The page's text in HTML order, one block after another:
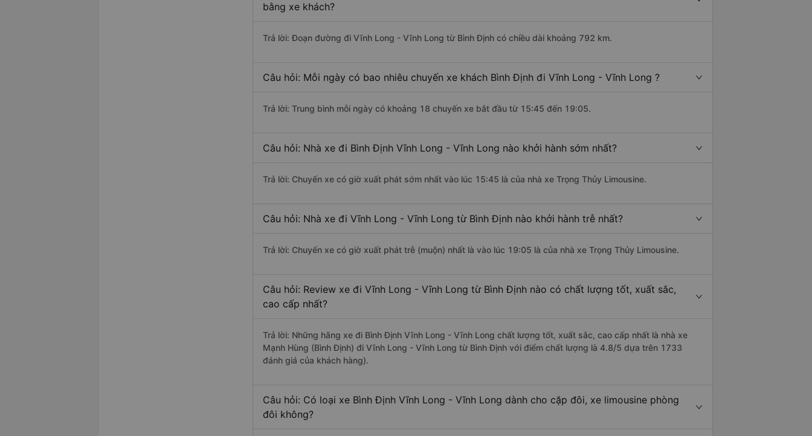
bằng xe khách?
Trả lời: Đoạn đường đi Vĩnh Long - Vĩnh Long từ Bình Định có chiều dài khoảng 792 km.
Câu hỏi: Mỗi ngày có bao nhiêu chuyến xe khách Bình Định đi Vĩnh Long - Vĩnh Long ?
Trả lời: Trung bình mỗi ngày có khoảng 18 chuyến xe bắt đầu từ 15:45 đến 19:05.
Câu hỏi: Nhà xe đi Bình Định Vĩnh Long - Vĩnh Long nào khởi hành sớm nhất?
Trả lời: Chuyến xe có giờ xuất phát sớm nhất vào lúc 15:45 là của nhà xe Trọng Thủy Limousine.
Câu hỏi: Nhà xe đi Vĩnh Long - Vĩnh Long từ Bình Định nào khởi hành trễ nhất?
Trả lời: Chuyến xe có giờ xuất phát trễ (muộn) nhất là vào lúc 19:05 là của nhà xe Trọng Thủy Limousine.
Câu hỏi: Review xe đi Vĩnh Long - Vĩnh Long từ Bình Định nào có chất lượng tốt, xuất sắc,
cao cấp nhất?
Trả lời: Những hãng xe đi Bình Định Vĩnh Long - Vĩnh Long chất lượng tốt, xuất sắc, cao cấp nhất là nhà xe
Mạnh Hùng (Bình Định) đi Vĩnh Long - Vĩnh Long từ Bình Định với điểm chất lượng là 4.8/5 dựa trên 1733
đánh giá của khách hàng).
Câu hỏi: Có loại xe Bình Định Vĩnh Long - Vĩnh Long dành cho cặp đôi, xe limousine phòng
đôi không?